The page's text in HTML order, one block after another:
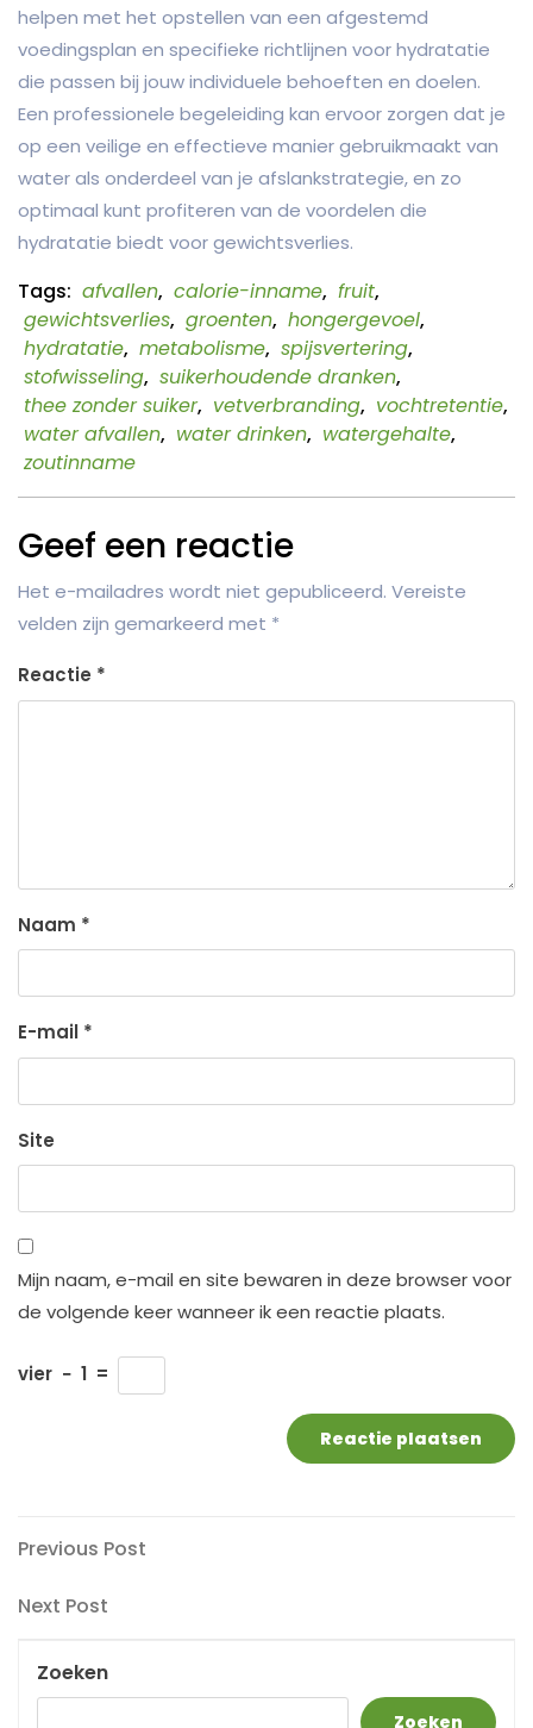
helpen met het opstellen van een afgestemd
voedingsplan en specifieke richtlijnen voor hydratatie
die passen bij jouw individuele behoeften en doelen.
Een professionele begeleiding kan ervoor zorgen dat je
op een veilige en effectieve manier gebruikmaakt van
water als onderdeel van je afslankstrategie, en zo
optimaal kunt profiteren van de voordelen die
hydratatie biedt voor gewichtsverlies.
Tags: afvallen, calorie-inname, fruit,
gewichtsverlies, groenten, hongergevoel,
hydratatie, metabolisme, spijsvertering,
stofwisseling, suikerhoudende dranken,
thee zonder suiker, vetverbranding, vochtretentie,
water afvallen, water drinken, watergehalte,
zoutinname
Geef een reactie
Het e-mailadres wordt niet gepubliceerd. Vereiste
velden zijn gemarkeerd met *
Reactie *
Naam *
E-mail *
Site
Mijn naam, e-mail en site bewaren in deze browser voor
de volgende keer wanneer ik een reactie plaats.
vier − 1 =
Berichtnavigatie
Previous
Previous Post
Next
Next Post
Zoeken
Zoeken